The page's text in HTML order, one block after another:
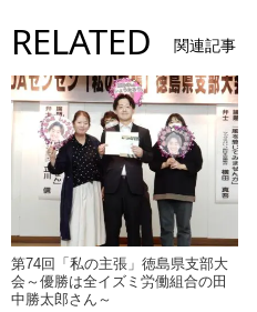
RELATED 関連記事
第74回「私の主張」徳島県支部大
会～優勝は全イズミ労働組合の田
中勝太郎さん～